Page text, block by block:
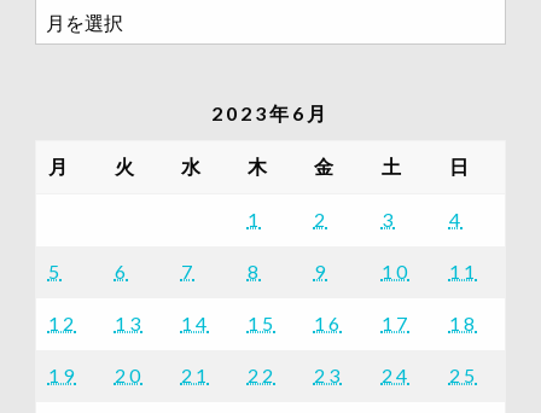
過
去
一
2023年6月
月 火 水 木 金 土 日
1 2 3 4
5 6 7 8 9 10 11
12 13 14 15 16 17 18
19 20 21 22 23 24 25